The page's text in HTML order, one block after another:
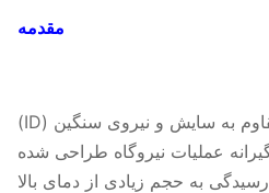
مقدمه
این فن 200 کیلو وات مقاوم به سایش و نیروی سنگین (ID)
عملیات نیروگاه طراحی شده
به حجم زیادی از دمای بالا